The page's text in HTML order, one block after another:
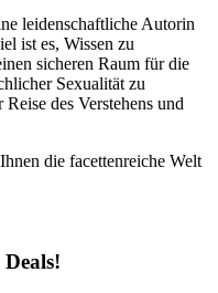
leidenschaftliche Autorin
ist es, Wissen zu
sicheren Raum für die
Sexualität zu
des Verstehens und
die facettenreiche Welt